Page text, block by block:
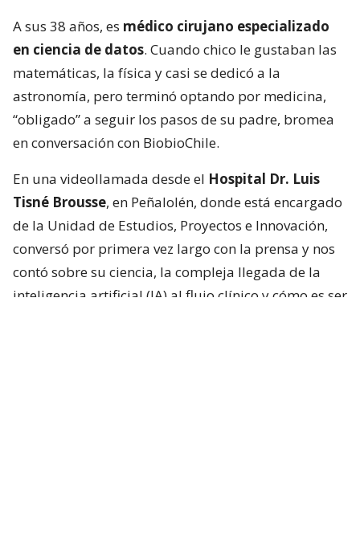
A sus 38 años, es médico cirujano especializado
en ciencia de datos. Cuando chico le gustaban las
matemáticas, la física y casi se dedicó a la
astronomía, pero terminó optando por medicina,
“obligado” a seguir los pasos de su padre, bromea
en conversación con BiobioChile.
En una videollamada desde el Hospital Dr. Luis
Tisné Brousse, en Peñalolén, donde está encargado
de la Unidad de Estudios, Proyectos e Innovación,
conversó por primera vez largo con la prensa y nos
contó sobre su ciencia, la compleja llegada de la
inteligencia artificial (IA) al flujo clínico y cómo es ser